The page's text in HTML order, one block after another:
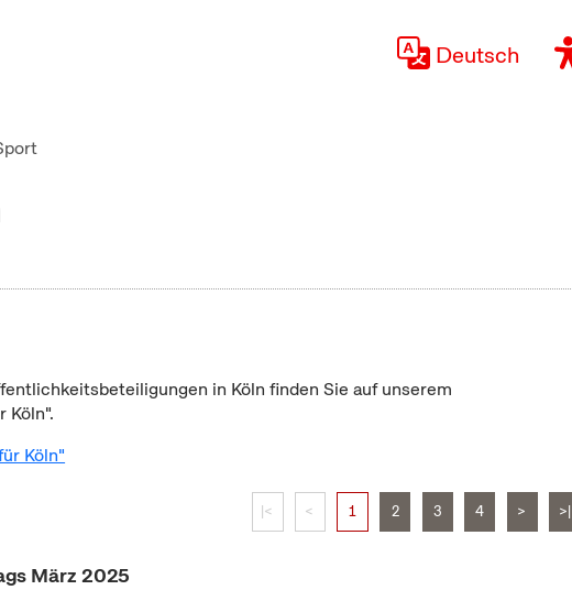
Deutsch
in Köln finden Sie auf unserem
Köln".
Köln"
|< < 1 2 3 4 > >|
März 2025